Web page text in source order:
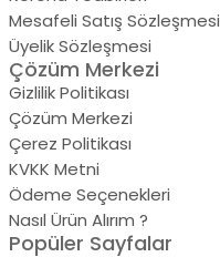
Mesafeli Satış Sözleşmesi
Üyelik Sözleşmesi
Çözüm Merkezi
Gizlilik Politikası
Çözüm Merkezi
Çerez Politikası
KVKK Metni
Ödeme Seçenekleri
Nasıl Ürün Alırım ?
Popüler Sayfalar